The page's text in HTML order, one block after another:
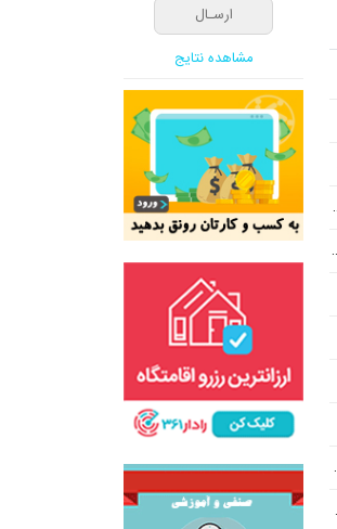
مشاهده نتایج